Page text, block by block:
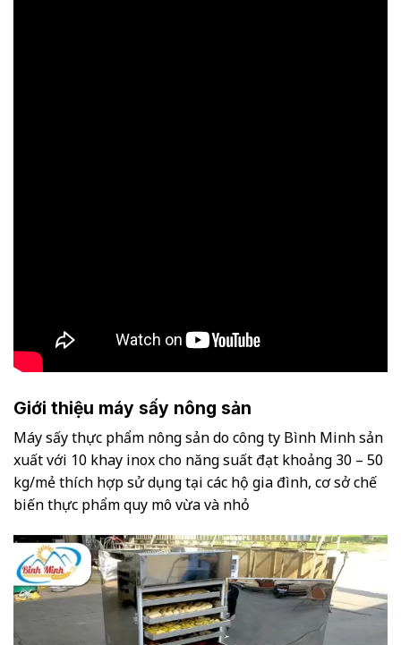
Giới thiệu máy sấy nông sản
Máy sấy thực phẩm nông sản do công ty Bình Minh sản
xuất với 10 khay inox cho năng suất đạt khoảng 30 – 50
kg/mẻ thích hợp sử dụng tại các hộ gia đình, cơ sở chế
biến thực phẩm quy mô vừa và nhỏ